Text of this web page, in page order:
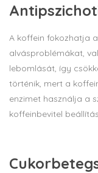
A koffein fokozhatja
alvásproblémákat,
lebomlását, így
történik, mert a
enzimet használja a
koffeinbevitel